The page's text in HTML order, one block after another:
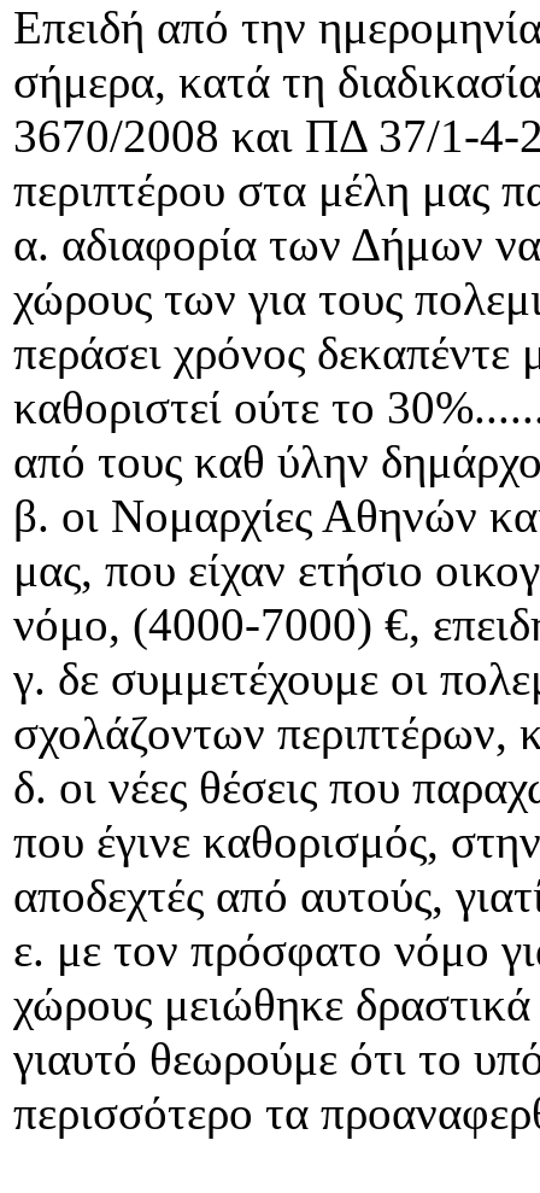
Επειδή από την
σήμερα, κατά τη
3670/2008 και ΠΔ 37/1-4-
περιπτέρου στα μέλη μας
α. αδιαφορία των Δήμων να
χώρους των για τους
περάσει χρόνος
καθοριστεί ούτε το
από τους καθ ύλην
β. οι Νομαρχίες Αθηνών
μας, που είχαν ετήσιο
νόμο, (4000-7000) €,
γ. δε συμμετέχουμε οι
σχολάζοντων
δ. οι νέες θέσεις που
που έγινε καθορισμός,
αποδεχτές από αυτούς,
ε. με τον πρόσφατο νόμο
χώρους μειώθηκε
γιαυτό θεωρούμε ότι το
περισσότερο τα